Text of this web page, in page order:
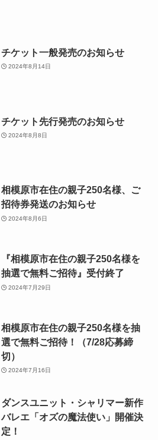
チケット一般発売のお知らせ
2024年8月14日
チケット先行発売のお知らせ
2024年8月8日
相模原市在住の親子250名様、ご
招待券発送のお知らせ
2024年8月6日
『相模原市在住の親子250名様を
抽選で無料ご招待』受付終了
2024年7月29日
相模原市在住の親子250名様を抽
選で無料ご招待！（7/28応募締
切）
2024年7月16日
ダンスユニット・シャリマー新作
バレエ「オズの魔法使い」開催決
定！